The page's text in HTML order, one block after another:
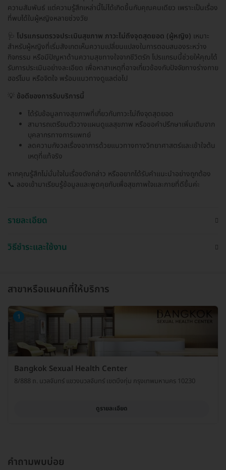
ความสัมพันธ์ แต่ความรู้สึกเหล่านี้ไม่ได้เกิดขึ้นกับคุณคนเดียว เพราะเป็นเรื่อง
ที่พบได้ในผู้หญิงหลายช่วงวัย
🩺 โปรแกรมตรวจประเมินสุขภาพ ภาวะไม่ถึงจุดสุดยอด (ผู้หญิง) เหมาะ
สำหรับผู้หญิงที่เริ่มสังเกตเห็นความเปลี่ยนแปลงในการตอบสนองระหว่าง
กิจกรรม หรือมีปัญหาด้านความสุขทางใจจากชีวิตรัก โปรแกรมนี้ช่วยให้คุณได้
รับการประเมินอย่างละเอียด เพื่อหาสาเหตุที่อาจเกี่ยวข้องกับปัจจัยทางร่างกาย
ฮอร์โมน หรือจิตใจ พร้อมแนวทางดูแลต่อไป
💡 ข้อดีของการรับบริการนี้
ได้รับข้อมูลทางสุขภาพที่เกี่ยวกับภาวะไม่ถึงจุดสุดยอด
สามารถเตรียมตัววางแผนดูแลสุขภาพ หรือขอคำปรึกษาเพิ่มเติมจาก
บุคลากรทางการแพทย์
ลดความกังวลเรื่องอาการด้วยแนวทางทางวิทยาศาสตร์และเข้าใจต้น
เหตุที่แท้จริง
หากคุณรู้สึกไม่มั่นใจในเรื่องดังกล่าว หรืออยากได้รับคำแนะนำอย่างถูกต้อง
📞 ลองเข้ามาเรียนรู้ข้อมูลและพูดคุยกับเพื่อสุขภาพใจและกายที่ดีขึ้นค่ะ
รายละเอียด
วิธีชำระและใช้งาน
สาขาหรือแผนกที่ให้บริการ
1
Bangkok Sexual Health Center
8/888 ถ. นวลจันทร์ แขวงนวลจันทร์ เขตบึงกุ่ม กรุงเทพมหานคร 10230
ดูรายละเอียด
คำถามพบบ่อย